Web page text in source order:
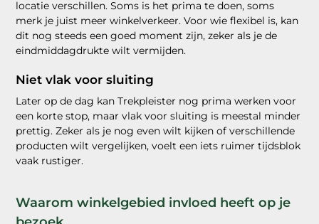
locatie verschillen. Soms is het prima te doen, soms
merk je juist meer winkelverkeer. Voor wie flexibel is, kan
dit nog steeds een goed moment zijn, zeker als je de
eindmiddagdrukte wilt vermijden.
Niet vlak voor sluiting
Later op de dag kan Trekpleister nog prima werken voor
een korte stop, maar vlak voor sluiting is meestal minder
prettig. Zeker als je nog even wilt kijken of verschillende
producten wilt vergelijken, voelt een iets ruimer tijdsblok
vaak rustiger.
Waarom winkelgebied invloed heeft op je